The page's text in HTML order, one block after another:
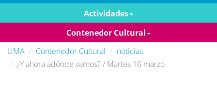
Actividades
Contenedor Cultural
UMA
Contenedor Cultural
noticias
¿Y ahora adónde vamos? / Martes 16 marzo